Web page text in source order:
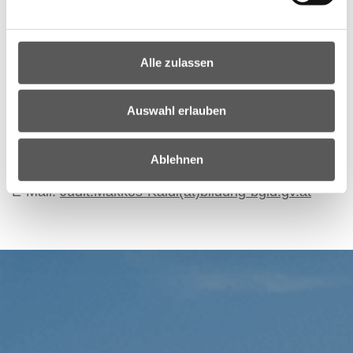
Alle zulassen
Auswahl erlauben
Ablehnen
Fremdsprachenzentrum des Europarates
Universität in Bratislava
Nähere Informationen zum Projekt eTOM SK-AT
E-Mail:Judit.Makkos-Kaldi(at)bildung-bgld.gv.at